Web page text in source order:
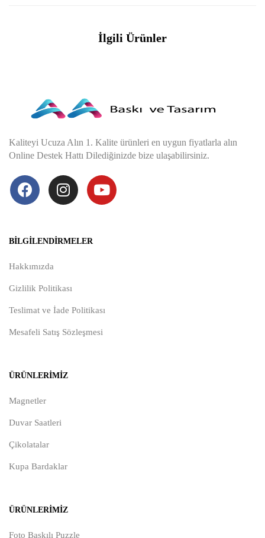
İlgili Ürünler
Kaliteyi Ucuza Alın 1. Kalite ürünleri en uygun fiyatlarla alın
Online Destek Hattı Dilediğinizde bize ulaşabilirsiniz.
BILGILENDIRMELER
Hakkımızda
Gizlilik Politikası
Teslimat ve İade Politikası
Mesafeli Satış Sözleşmesi
ÜRÜNLERIMIZ
Magnetler
Duvar Saatleri
Çikolatalar
Kupa Bardaklar
ÜRÜNLERIMIZ
Foto Baskılı Puzzle